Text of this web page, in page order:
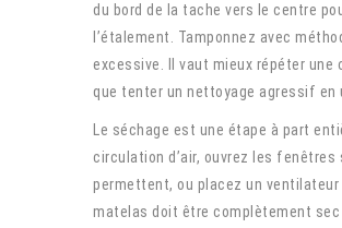
du bord de la tache vers le centre
l’étalement. Tamponnez avec
excessive. Il vaut mieux répéter une
que tenter un nettoyage agressif en
Le séchage est une étape à part
circulation d’air, ouvrez les
permettent, ou placez un ventilateur
matelas doit être complètement sec